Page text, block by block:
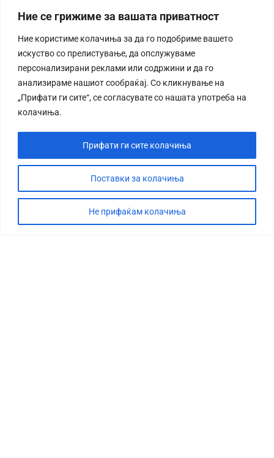
Ние се грижиме за вашата приватност
Ние користиме колачиња за да го подобриме вашето
искуство со прелистување, да опслужуваме
персонализирани реклами или содржини и да го
анализираме нашиот сообраќај. Со кликнување на
„Прифати ги сите“, се согласувате со нашата употреба на
колачиња.
Поставки за колачиња
Не прифаќам колачиња
Прифати ги сите колачиња